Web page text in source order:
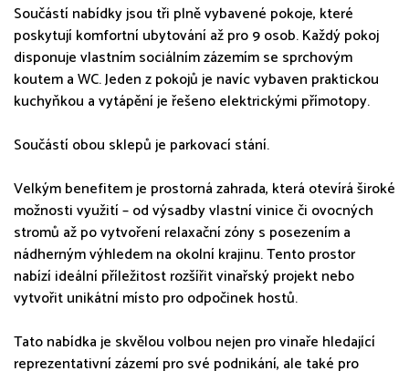
Součástí nabídky jsou tři plně vybavené pokoje, které
poskytují komfortní ubytování až pro 9 osob. Každý pokoj
disponuje vlastním sociálním zázemím se sprchovým
koutem a WC. Jeden z pokojů je navíc vybaven praktickou
kuchyňkou a vytápění je řešeno elektrickými přímotopy.
Součástí obou sklepů je parkovací stání.
Velkým benefitem je prostorná zahrada, která otevírá široké
možnosti využití – od výsadby vlastní vinice či ovocných
stromů až po vytvoření relaxační zóny s posezením a
nádherným výhledem na okolní krajinu. Tento prostor
nabízí ideální příležitost rozšířit vinařský projekt nebo
vytvořit unikátní místo pro odpočinek hostů.
Tato nabídka je skvělou volbou nejen pro vinaře hledající
reprezentativní zázemí pro své podnikání, ale také pro